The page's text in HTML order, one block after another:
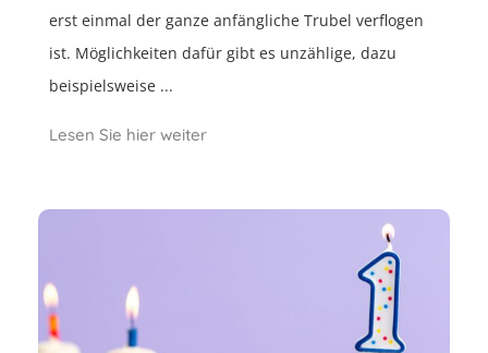
erst einmal der ganze anfängliche Trubel verflogen
ist. Möglichkeiten dafür gibt es unzählige, dazu
beispielsweise ...
Lesen Sie hier weiter